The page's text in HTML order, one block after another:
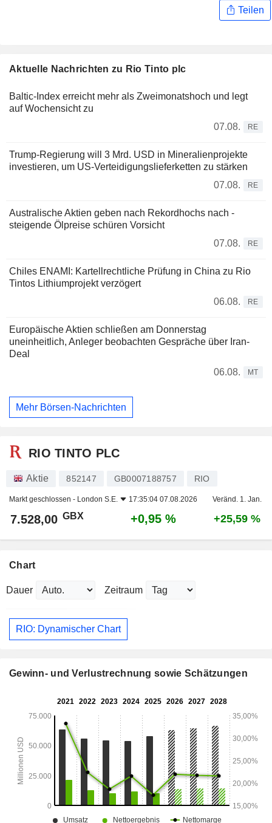
Teilen
Aktuelle Nachrichten zu Rio Tinto plc
Baltic-Index erreicht mehr als Zweimonatshoch und legt
auf Wochensicht zu
07.08.
RE
Trump-Regierung will 3 Mrd. USD in Mineralienprojekte
investieren, um US-Verteidigungslieferketten zu stärken
07.08.
RE
Australische Aktien geben nach Rekordhochs nach -
steigende Ölpreise schüren Vorsicht
07.08.
RE
Chiles ENAMI: Kartellrechtliche Prüfung in China zu Rio
Tintos Lithiumprojekt verzögert
06.08.
RE
Europäische Aktien schließen am Donnerstag
uneinheitlich, Anleger beobachten Gespräche über Iran-
Deal
06.08.
MT
Mehr Börsen-Nachrichten
RIO TINTO PLC
Aktie 852147 GB0007188757 RIO
Markt geschlossen - London S.E. 17:35:04 07.08.2026 Veränd. 1. Jan.
7.528,00 GBX +0,95 % +25,59 %
Chart
Dauer Zeitraum
RIO: Dynamischer Chart
Gewinn- und Verlustrechnung sowie Schätzungen